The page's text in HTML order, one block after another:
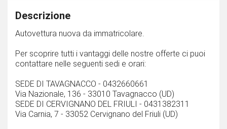
Descrizione
Autovettura nuova da immatricolare.
Per scoprire tutti i vantaggi delle nostre offerte ci puoi
contattare nelle seguenti sedi e orari:
SEDE DI TAVAGNACCO - 0432660661
Via Nazionale, 136 - 33010 Tavagnacco (UD)
SEDE DI CERVIGNANO DEL FRIULI - 0431382311
Via Carnia, 7 - 33052 Cervignano del Friuli (UD)